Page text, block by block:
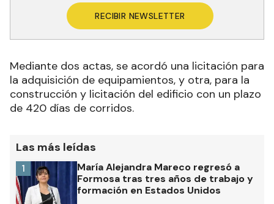
RECIBIR NEWSLETTER
Mediante dos actas, se acordó una licitación para
la adquisición de equipamientos, y otra, para la
construcción y licitación del edificio con un plazo
de 420 días de corridos.
Las más leídas
María Alejandra Mareco regresó a
Formosa tras tres años de trabajo y
formación en Estados Unidos
1